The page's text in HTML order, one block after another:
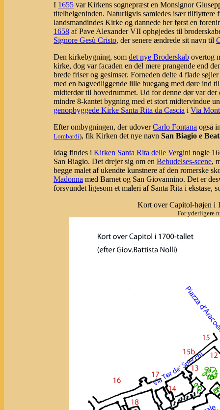
I 1655 var Kirkens sognepræst en Monsignor
titelhelgeninden. Naturligvis samledes især tilflyttere
landsmandindes Kirke og dannede her først en
1658 af Pave Alexander VII ophøjedes til
Signore Gesù Cristo, der senere ændrede sit navn til
Den kirkebygning, som det nye Broderskab overtog
kirke, dog var facaden en del mere prangende end
brede friser og gesimser. Forneden delte 4 flade
med en bagvedliggende lille buegang med døre ind
midterdør til hovedrummet. Ud for denne dør var
mindre 8-kantet bygning med et stort midtervindue
genopbyggede Kirke Santa Rita da Cascia i Via
Efter ombygningen, der udoverCarlo Fontana også
Lombardi), fik Kirken det nye navn San Biagio e
Idag findes i Kirken Santa Rita delle Vergini nogle
San Biagio. Det drejer sig om en Bebudelses-scene,
begge malet af ukendte kunstnere af den romerske
Madonna med Barnet og San Giovannino. Det er
forsvundet ligesom et maleri af Santa Rita i ekstase,
Kort over Capitol-højen i
For yderligere